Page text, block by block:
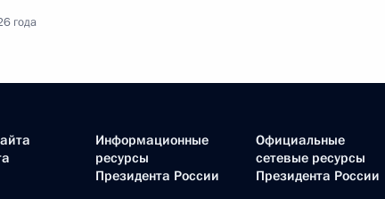
года
Информационные
ресурсы
Президента России
Официальные
сетевые ресурсы
Президента России